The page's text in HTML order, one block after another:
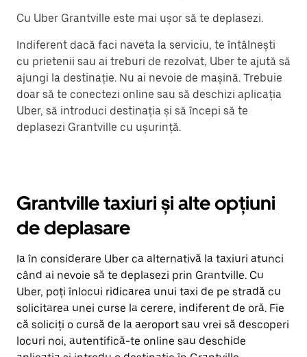
Cu Uber Grantville este mai ușor să te deplasezi.
Indiferent dacă faci naveta la serviciu, te întâlnești
cu prietenii sau ai treburi de rezolvat, Uber te ajută să
ajungi la destinație. Nu ai nevoie de mașină. Trebuie
doar să te conectezi online sau să deschizi aplicația
Uber, să introduci destinația și să începi să te
deplasezi Grantville cu ușurință.
Grantville taxiuri și alte opțiuni
de deplasare
Ia în considerare Uber ca alternativă la taxiuri atunci
când ai nevoie să te deplasezi prin Grantville. Cu
Uber, poți înlocui ridicarea unui taxi de pe stradă cu
solicitarea unei curse la cerere, indiferent de oră. Fie
că soliciți o cursă de la aeroport sau vrei să descoperi
locuri noi, autentifică-te online sau deschide